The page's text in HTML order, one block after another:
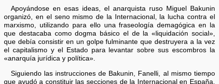
Apoyándose en esas ideas, el anarquista ruso Miguel Bakunin
organizó, en el seno mismo de la Internacional, la lucha contra el
marxismo, utilizando para ello una fraseología demagógica en la
que destacaba como dogma básico el de la «liquidación social»,
que debía consistir en un golpe fulminante que destruyera a la vez
el capitalismo y el Estado para levantar sobre sus escombros la
«anarquía jurídica y política».
Siguiendo las instrucciones de Bakunin, Fanelli, al mismo tiempo
que ayudó a constituir las secciones de la Internacional en España,